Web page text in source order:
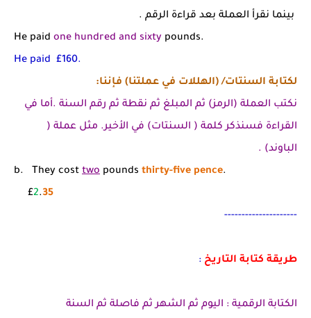
بينما نقرأ العملة بعد قراءة الرقم .
He paid one hundred and sixty pounds.
He paid £160.
لكتابة السنتات/ (الهللات في عملتنا) فإننا:
نكتب العملة (الرمز) ثم المبلغ ثم نقطة ثم رقم السنة .أما في
القراءة فسنذكر كلمة ( السنتات) في الأخير. مثل عملة (
الباوند) .
b. They cost two pounds thirty-five pence.
£2.35
---------------------
طريقة كتابة التاريخ :
الكتابة الرقمية : اليوم ثم الشهر ثم فاصلة ثم السنة